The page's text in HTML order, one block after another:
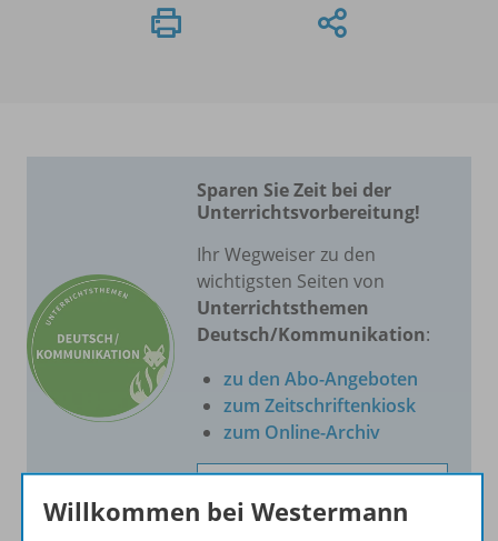
Sparen Sie Zeit bei der
Unterrichtsvorbereitung!
Ihr Wegweiser zu den
wichtigsten Seiten von
Unterrichtsthemen
Deutsch/Kommunikation:
zu den Abo-Angeboten
zum Zeitschriftenkiosk
zum Online-Archiv
Willkommen bei Westermann